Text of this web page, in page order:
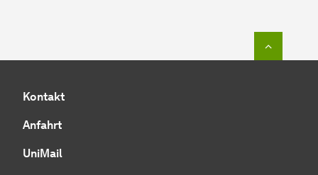
Kontakt
Anfahrt
UniMail